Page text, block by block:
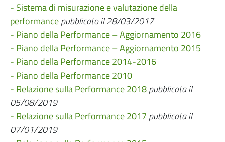
- Sistema di misurazione e valutazione della
performancepubblicato il 28/03/2017
- Piano della Performance – Aggiornamento 2016
- Piano della Performance – Aggiornamento 2015
- Piano della Performance 2014-2016
- Piano della Performance 2010
- Relazione sulla Performance 2018pubblicata il
05/08/2019
- Relazione sulla Performance 2017 pubblicata il
07/01/2019